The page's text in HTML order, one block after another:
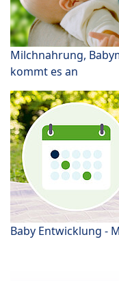
Milchnahrung,
kommt es an
Baby Entwicklung -